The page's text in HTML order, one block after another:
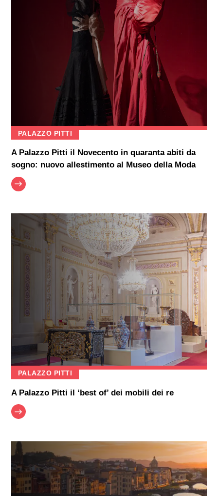
PALAZZO PITTI
A Palazzo Pitti il Novecento in quaranta abiti da
sogno: nuovo allestimento al Museo della Moda
PALAZZO PITTI
A Palazzo Pitti il ‘best of’ dei mobili dei re